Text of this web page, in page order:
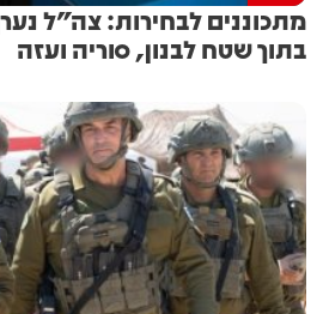
מתכוננים לבחירות: צה״ל
בתוך שטח לבנון, סוריה ועזה